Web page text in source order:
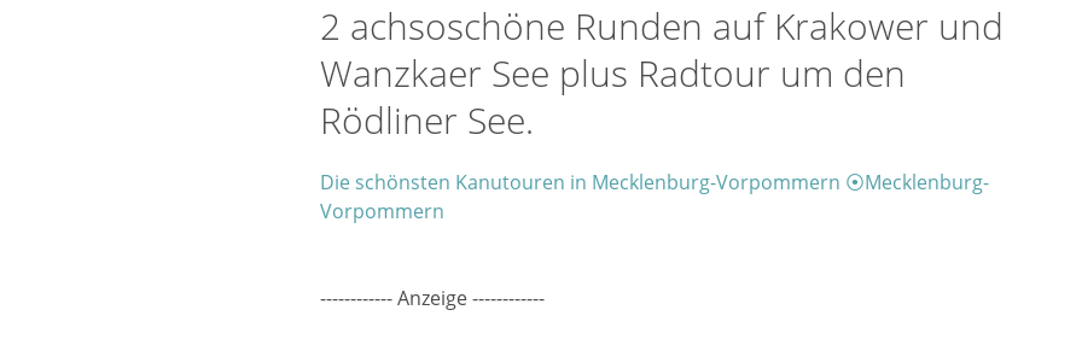
2 achsoschöne Runden auf Krakower und
Wanzkaer See plus Radtour um den
Rödliner See.
Die schönsten Kanutouren in Mecklenburg-Vorpommern ⦿Mecklenburg-
Vorpommern
------------ Anzeige ------------